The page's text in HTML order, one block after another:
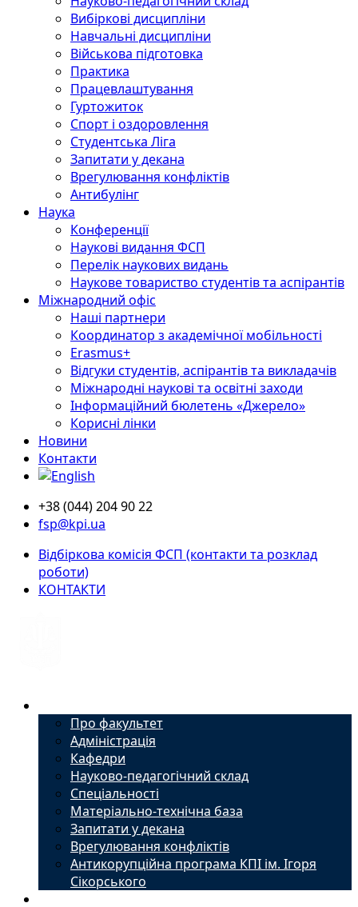
Вибіркові дисципліни
Навчальні дисципліни
Військова підготовка
Практика
Працевлаштування
Гуртожиток
Спорт і оздоровлення
Студентська Ліга
Запитати у декана
Врегулювання конфліктів
Антибулінг
Наука
Конференції
Наукові видання ФСП
Перелік наукових видань
Наукове товариство студентів та аспірантів
Міжнародний офіс
Наші партнери
Координатор з академічної мобільності
Erasmus+
Відгуки студентів, аспірантів та викладачів
Міжнародні наукові та освітні заходи
Інформаційний бюлетень «Джерело»
Корисні лінки
Новини
Контакти
+38 (044) 204 90 22
fsp@kpi.ua
Відбіркова комісія ФСП (контакти та розклад
роботи)
КОНТАКТИ
Про факультет
Адміністрація
Кафедри
Науково-педагогічний склад
Спеціальності
Матеріально-технічна база
Запитати у декана
Врегулювання конфліктів
Антикорупційна програма КПІ ім. Ігоря
Сікорського